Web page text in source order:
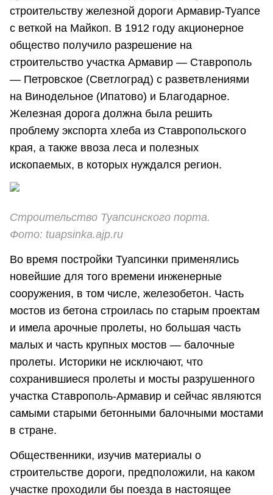
строительству железной дороги Армавир-Туапсе
с веткой на Майкоп. В 1912 году акционерное
общество получило разрешение на
строительство участка Армавир — Ставрополь
— Петровское (Светлоград) с разветвлениями
на Винодельное (Ипатово) и Благодарное.
Железная дорога должна была решить
проблему экспорта хлеба из Ставропольского
края, а также ввоза леса и полезных
ископаемых, в которых нуждался регион.
Строительство Туапсинского порта.
Фото: tuapsinka.ajp.ru
Во время постройки Туапсинки применялись
новейшие для того времени инженерные
сооружения, в том числе, железобетон. Часть
мостов из бетона строилась по старым проектам
и имела арочные пролеты, но большая часть
малых и часть крупных мостов — балочные
пролеты. Историки не исключают, что
сохранившиеся пролеты и мосты разрушенного
участка Ставрополь-Армавир и сейчас являются
самыми старыми бетонными балочными мостами
в стране.
Общественники, изучив материалы о
строительстве дороги, предположили, на каком
участке проходили бы поезда в настоящее